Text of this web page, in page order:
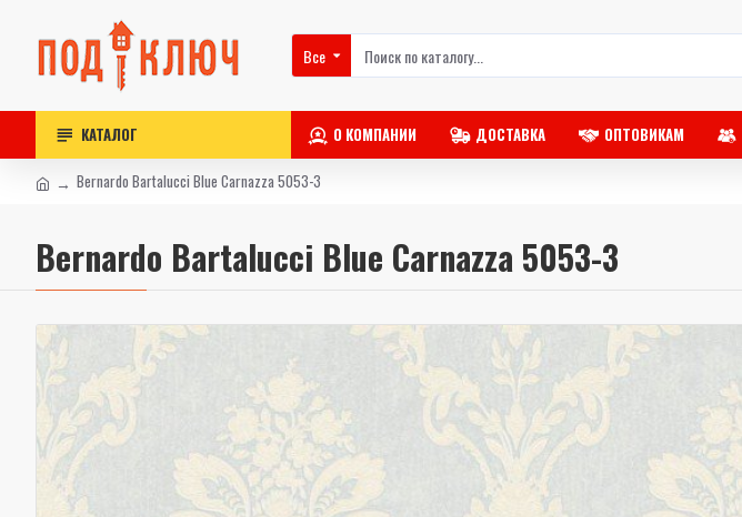
Все
КАТАЛОГ О КОМПАНИИ ДОСТАВКА ОПТОВИКАМ
Bernardo Bartalucci Blue Carnazza 5053-3
Bernardo Bartalucci Blue Carnazza 5053-3